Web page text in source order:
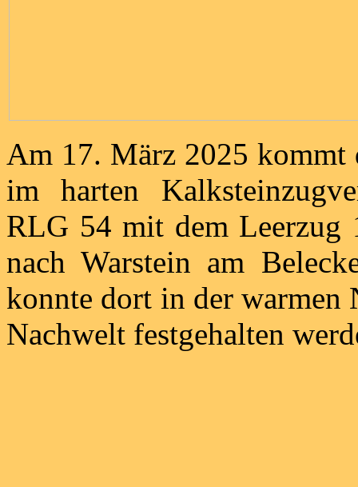
Am 17. März 2025 kommt
im harten
RLG 54 mit dem Leerzug
nach Warstein am
konnte dort in der warmen
Nachwelt festgehalten